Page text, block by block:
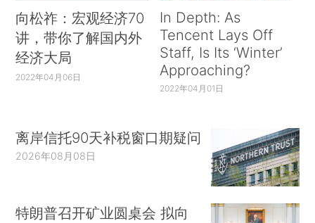
向松祚：宏观经济70
讲，带你了解国内外
经济大局
2022年04月06日
In Depth: As
Tencent Lays Off
Staff, Is Its ‘Winter’
Approaching?
2022年04月01日
离岸信托90天补税窗口期疑问
2026年08月08日
特朗普召开矿业圆桌会 拟向